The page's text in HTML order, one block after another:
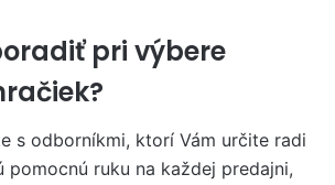
pri výbere
s odborníkmi, ktorí Vám určite radi
pomocnú ruku na každej predajni,